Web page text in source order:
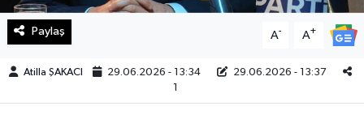
Paylaş A- A+
Atilla ŞAKACI 29.06.2026 - 13:34
29.06.2026 - 13:37
1
SürManşet
Teknoloji